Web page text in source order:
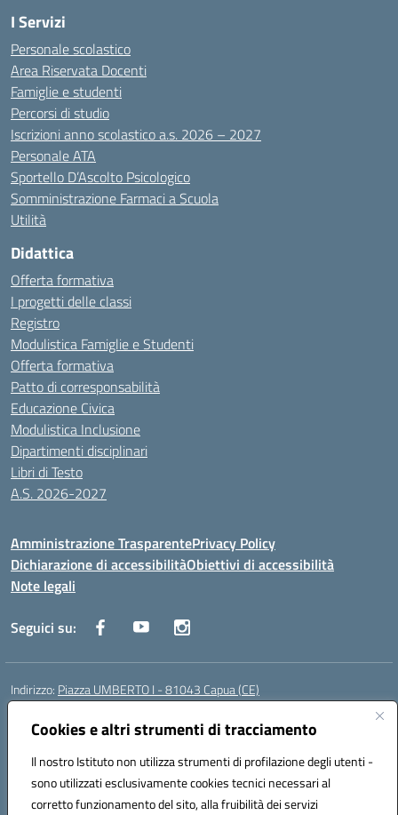
Cookies e altri strumenti di tracciamento
Il nostro Istituto non utilizza strumenti di profilazione degli utenti -
sono utilizzati esclusivamente cookies tecnici necessari al
corretto funzionamento del sito, alla fruibilità dei servizi
I Servizi
Personale scolastico
Area Riservata Docenti
Famiglie e studenti
Percorsi di studio
Iscrizioni anno scolastico a.s. 2026 – 2027
Personale ATA
Sportello D’Ascolto Psicologico
Somministrazione Farmaci a Scuola
Utilità
Didattica
Offerta formativa
I progetti delle classi
Registro
Modulistica Famiglie e Studenti
Offerta formativa
Patto di corresponsabilità
Educazione Civica
Modulistica Inclusione
Dipartimenti disciplinari
Libri di Testo
A.S. 2026-2027
Amministrazione TrasparentePrivacy Policy
Dichiarazione di accessibilitàObiettivi di accessibilità
Note legali
Seguici su:
Indirizzo: Piazza UMBERTO I - 81043 Capua (CE)
Centralino:
Posta elettronica certificata (PEC):cepm03000d@pec.istruzione.it
Codice fiscale: 93034560610
Codice meccanografico:CEPM03000D
Codice Indice delle Pubbliche Amministrazioni (IPA): istsc_cepm03000d